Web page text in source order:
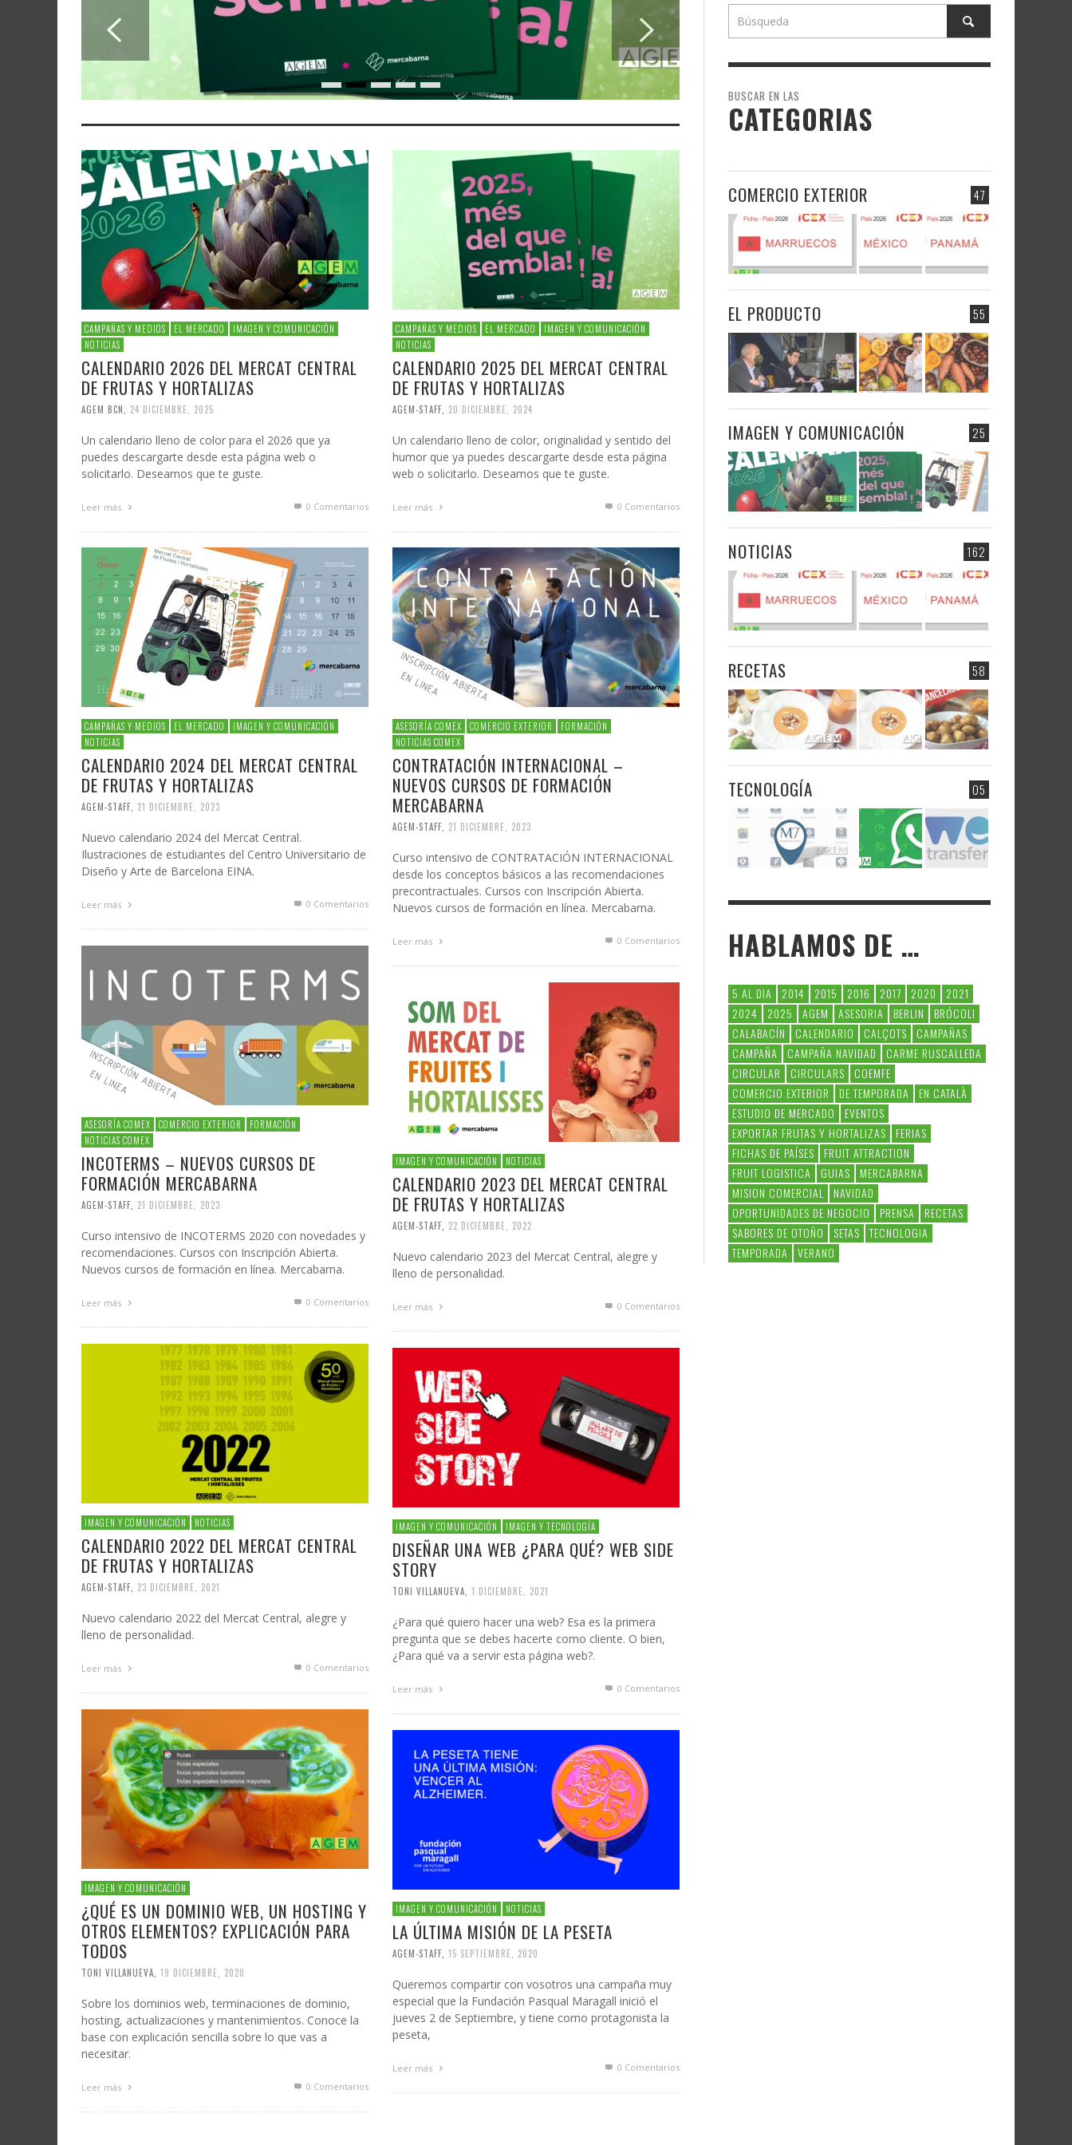
CAMPAÑAS Y MEDIOS EL MERCADO
IMAGEN Y COMUNICACIÓN
NOTICIAS
CALENDARIO 2026 DEL MERCAT CENTRAL
DE FRUTAS Y HORTALIZAS
AGEM BCN 24 DICIEMBRE, 2025
Un calendario lleno de color para el 2026 que ya
puedes descargarte desde esta página web o
solicitarlo. Deseamos que te guste.
Leer más 0 Comentarios
CAMPAÑAS Y MEDIOS EL MERCADO
IMAGEN Y COMUNICACIÓN
NOTICIAS
CALENDARIO 2025 DEL MERCAT CENTRAL
DE FRUTAS Y HORTALIZAS
AGEM-STAFF 20 DICIEMBRE, 2024
Un calendario lleno de color, originalidad y sentido del
humor que ya puedes descargarte desde esta página
web o solicitarlo. Deseamos que te guste.
Leer más 0 Comentarios
CAMPAÑAS Y MEDIOS EL MERCADO
IMAGEN Y COMUNICACIÓN
NOTICIAS
CALENDARIO 2024 DEL MERCAT CENTRAL
DE FRUTAS Y HORTALIZAS
AGEM-STAFF 21 DICIEMBRE, 2023
Nuevo calendario 2024 del Mercat Central.
Ilustraciones de estudiantes del Centro Universitario de
Diseño y Arte de Barcelona EINA.
Leer más 0 Comentarios
ASESORÍA COMEX COMERCIO EXTERIOR
FORMACIÓN
NOTICIAS COMEX
CONTRATACIÓN INTERNACIONAL –
NUEVOS CURSOS DE FORMACIÓN
MERCABARNA
AGEM-STAFF 21 DICIEMBRE, 2023
Curso intensivo de CONTRATACIÓN INTERNACIONAL
desde los conceptos básicos a las recomendaciones
precontractuales. Cursos con Inscripción Abierta.
Nuevos cursos de formación en línea. Mercabarna.
Leer más 0 Comentarios
ASESORÍA COMEX COMERCIO EXTERIOR
FORMACIÓN
NOTICIAS COMEX
INCOTERMS – NUEVOS CURSOS DE
FORMACIÓN MERCABARNA
AGEM-STAFF 21 DICIEMBRE, 2023
Curso intensivo de INCOTERMS 2020 con novedades y
recomendaciones. Cursos con Inscripción Abierta.
Nuevos cursos de formación en línea. Mercabarna.
Leer más 0 Comentarios
IMAGEN Y COMUNICACIÓN NOTICIAS
CALENDARIO 2023 DEL MERCAT CENTRAL
DE FRUTAS Y HORTALIZAS
AGEM-STAFF 22 DICIEMBRE, 2022
Nuevo calendario 2023 del Mercat Central, alegre y
lleno de personalidad.
Leer más 0 Comentarios
IMAGEN Y COMUNICACIÓN NOTICIAS
CALENDARIO 2022 DEL MERCAT CENTRAL
DE FRUTAS Y HORTALIZAS
AGEM-STAFF 23 DICIEMBRE, 2021
Nuevo calendario 2022 del Mercat Central, alegre y
lleno de personalidad.
Leer más 0 Comentarios
IMAGEN Y COMUNICACIÓN IMAGEN Y TECNOLOGÍA
DISEÑAR UNA WEB ¿PARA QUÉ? WEB SIDE
STORY
TONI VILLANUEVA 1 DICIEMBRE, 2021
¿Para qué quiero hacer una web? Esa es la primera
pregunta que se debes hacerte como cliente. O bien,
¿Para qué va a servir esta página web?.
Leer más 0 Comentarios
IMAGEN Y COMUNICACIÓN
¿QUÉ ES UN DOMINIO WEB, UN HOSTING Y
OTROS ELEMENTOS? EXPLICACIÓN PARA
TODOS
TONI VILLANUEVA 19 DICIEMBRE, 2020
Sobre los dominios web, terminaciones de dominio,
hosting, actualizaciones y mantenimientos. Conoce la
base con explicación sencilla sobre lo que vas a
necesitar.
Leer más 0 Comentarios
IMAGEN Y COMUNICACIÓN NOTICIAS
LA ÚLTIMA MISIÓN DE LA PESETA
AGEM-STAFF 15 SEPTIEMBRE, 2020
Queremos compartir con vosotros una campaña muy
especial que la Fundación Pasqual Maragall inició el
jueves 2 de Septiembre, y tiene como protagonista la
peseta,
Leer más 0 Comentarios
BUSCAR EN LAS
CATEGORIAS
47
COMERCIO EXTERIOR
55
EL PRODUCTO
25
IMAGEN Y COMUNICACIÓN
162
NOTICIAS
58
RECETAS
05
TECNOLOGÍA
HABLAMOS DE …
5 AL DIA 2014 2015 2016 2017 2020
2021
2024
2025 AGEM ASESORIA BERLIN
BRÓCOLI
CALABACÍN
CALENDARIO CALÇOTS
CAMPAÑAS
CAMPAÑA
CAMPAÑA NAVIDAD
CARME RUSCALLEDA
CIRCULAR
CIRCULARS
COEMFE
COMERCIO EXTERIOR
DE TEMPORADA
EN CATALÀ
ESTUDIO DE MERCADO
EVENTOS
EXPORTAR FRUTAS Y HORTALIZAS
FERIAS
FICHAS DE PAÍSES
FRUIT ATTRACTION
FRUIT LOGISTICA
GUIAS
MERCABARNA
MISION COMERCIAL
NAVIDAD
OPORTUNIDADES DE NEGOCIO
PRENSA
RECETAS
SABORES DE OTOÑO
SETAS
TECNOLOGIA
TEMPORADA
VERANO